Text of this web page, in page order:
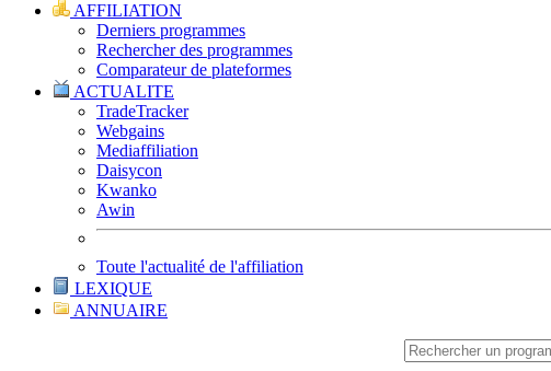
AFFILIATION
Derniers programmes
Rechercher des programmes
Comparateur de plateformes
ACTUALITE
TradeTracker
Webgains
Mediaffiliation
Daisycon
Kwanko
Awin
Toute l'actualité de l'affiliation
LEXIQUE
ANNUAIRE